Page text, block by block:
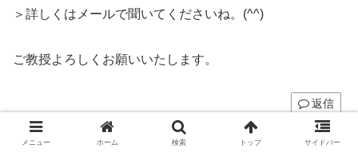
＞詳しくはメールで聞いてくださいね。(^^)
ご教授よろしくお願いいたします。
返信
正吉
メニュー ホーム 検索 トップ サイドバー